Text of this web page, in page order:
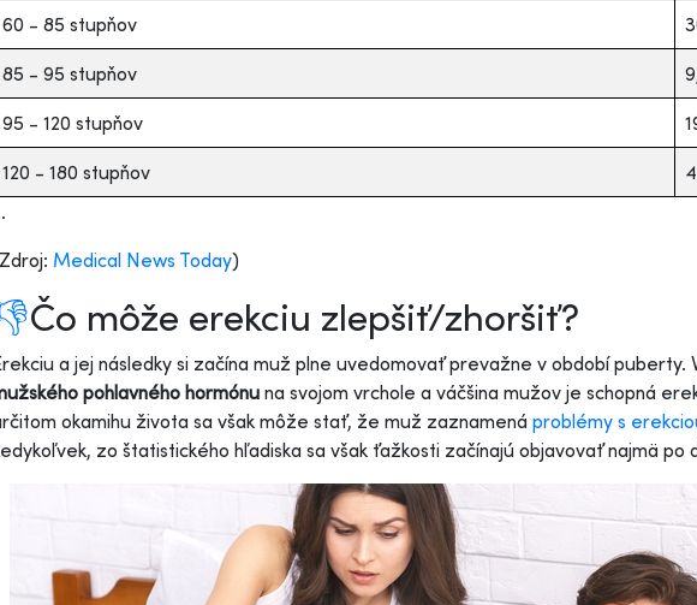
60 - 85 stupňov
85 - 95 stupňov
95 - 120 stupňov
120 - 180 stupňov
Medical News Today)
Čo môže erekciu zlepšiť/zhoršiť?
a jej následky si začína muž plne uvedomovať prevažne v období puberty.
pohlavného hormónu na svojom vrchole a váčšina mužov je schopná
okamihu života sa však môže stať, že muž zaznamená problémy s
zo štatistického hľadiska sa však ťažkosti začínajú objavovať najmä po